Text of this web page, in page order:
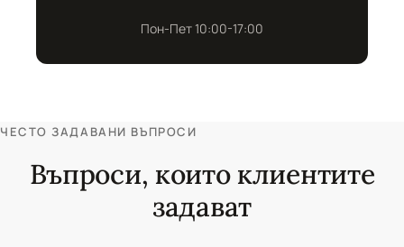
Пон-Пет 10:00-17:00
ЧЕСТО ЗАДАВАНИ ВЪПРОСИ
Въпроси, които клиентите
задават